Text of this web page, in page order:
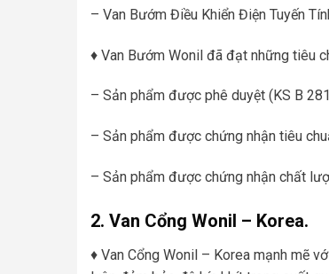
– Van Bướm Điều Khiển Điện Tuyến
♦ Van Bướm Wonil đã đạt những tiêu
– Sản phẩm được phê duyệt (KS B
– Sản phẩm được chứng nhận tiêu
– Sản phẩm được chứng nhận chất
2. Van Cổng Wonil – Korea.
♦ Van Cổng Wonil – Korea mạnh mẽ